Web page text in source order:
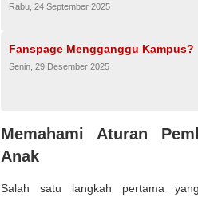
Rabu, 24 September 2025
Fanspage Mengganggu Kampus?
Senin, 29 Desember 2025
Memahami Aturan
Anak
Salah satu langkah pertama